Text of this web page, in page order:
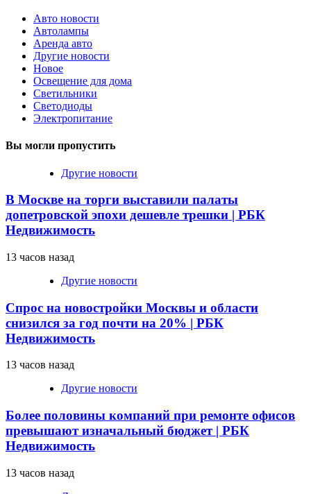
Авто новости
Автолампы
Аренда авто
Другие новости
Новое
Освещение для дома
Светильники
Светодиоды
Электропитание
Вы могли пропустить
Другие новости
В Москве на торги выставили палаты
допетровской эпохи дешевле трешки | РБК
Недвижимость
13 часов назад
Другие новости
Спрос на новостройки Москвы и области
снизился за год почти на 20% | РБК
Недвижимость
13 часов назад
Другие новости
Более половины компаний при ремонте офисов
превышают изначальный бюджет | РБК
Недвижимость
13 часов назад